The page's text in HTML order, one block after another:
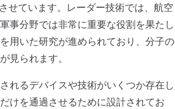
せています。レーダー技術では、航空
事分野では非常に重要な役割を果たし
用いた研究が進められており、分子の
見られます。
れるデバイスや技術がいくつか存在し
けを通過させるために設計されてお